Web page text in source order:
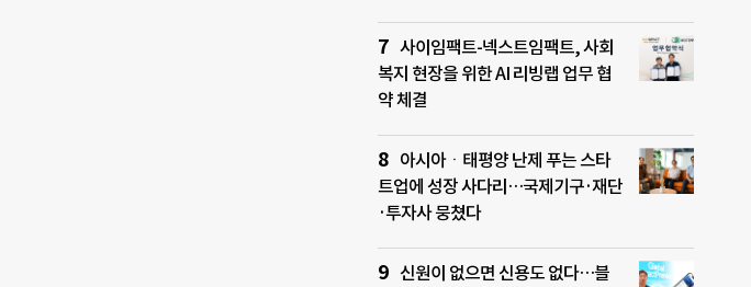
사이임팩트-넥스트임팩트, 사회
복지 현장을 위한 AI 리빙랩 업무 협
약 체결
아시아ㆍ태평양 난제 푸는 스타
트업에 성장 사다리…국제기구·재단
·투자사 뭉쳤다
신원이 없으면 신용도 없다…블